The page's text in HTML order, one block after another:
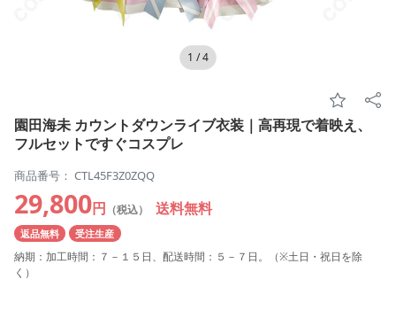
1 /4
園田海未 カウントダウンライブ衣装｜高再現で着映え、
フルセットですぐコスプレ
商品番号： CTL45F3Z0ZQQ
29,800円 （税込） 送料無料
返品無料 受注生産
納期：加工時間：７－１５日、配送時間：５－７日。（※土日・祝日を除
く）